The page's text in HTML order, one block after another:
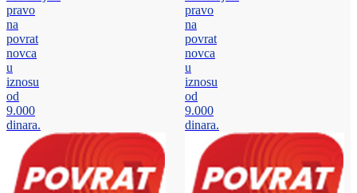
pravo
na
povrat
novca
u
iznosu
od
9.000
dinara.
pravo
na
povrat
novca
u
iznosu
od
9.000
dinara.